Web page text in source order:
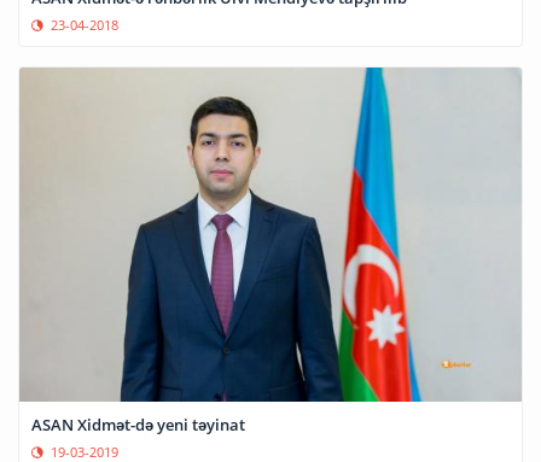
23-04-2018
ASAN Xidmət-də yeni təyinat
19-03-2019